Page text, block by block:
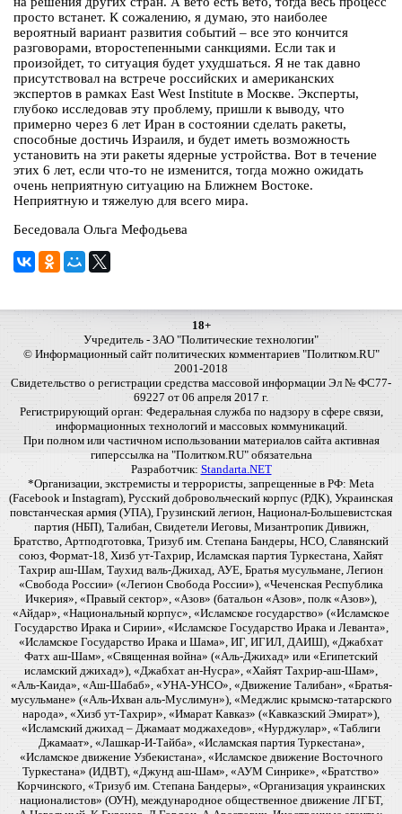
просто встанет. К сожалению, я думаю, это наиболее
вероятный вариант развития событий – все это кончится
разговорами, второстепенными санкциями. Если так и
произойдет, то ситуация будет ухудшаться. Я не так давно
присутствовал на встрече российских и американских
экспертов в рамках East West Institute в Москве. Эксперты,
глубоко исследовав эту проблему, пришли к выводу, что
примерно через 6 лет Иран в состоянии сделать ракеты,
способные достичь Израиля, и будет иметь возможность
установить на эти ракеты ядерные устройства. Вот в течение
этих 6 лет, если что-то не изменится, тогда можно ожидать
очень неприятную ситуацию на Ближнем Востоке.
Неприятную и тяжелую для всего мира.
Беседовала Ольга Мефодьева
18+
Учредитель - ЗАО "Политические технологии"
© Информационный сайт политических комментариев "Политком.RU"
2001-2018
Свидетельство о регистрации средства массовой информации Эл № ФС77-
69227 от 06 апреля 2017 г.
Регистрирующий орган: Федеральная служба по надзору в сфере связи,
информационных технологий и массовых коммуникаций.
При полном или частичном использовании материалов сайта активная
гиперссылка на "Политком.RU" обязательна
Разработчик: Standarta.NET
*Организации, экстремисты и террористы, запрещенные в РФ: Meta
(Facebook и Instagram), Русский добровольческий корпус (РДК), Украинская
повстанческая армия (УПА), Грузинский легион, Национал-Большевистская
партия (НБП), Талибан, Свидетели Иеговы, Мизантропик Дивижн,
Братство, Артподготовка, Тризуб им. Степана Бандеры, НСО, Славянский
союз, Формат-18, Хизб ут-Тахрир, Исламская партия Туркестана, Хайят
Тахрир аш-Шам, Таухид валь-Джихад, АУЕ, Братья мусульмане, Легион
«Свобода России» («Легион Свобода России»), «Чеченская Республика
Ичкерия», «Правый сектор», «Азов» (батальон «Азов», полк «Азов»),
«Айдар», «Национальный корпус», «Исламское государство» («Исламское
Государство Ирака и Сирии», «Исламское Государство Ирака и Леванта»,
«Исламское Государство Ирака и Шама», ИГ, ИГИЛ, ДАИШ), «Джабхат
Фатх аш-Шам», «Священная война» («Аль-Джихад» или «Египетский
исламский джихад»), «Джабхат ан-Нусра», «Хайят Тахрир-аш-Шам»,
«Аль-Каида», «Аш-Шабаб», «УНА-УНСО», «Движение Талибан», «Братья-
мусульмане» («Аль-Ихван аль-Муслимун»), «Меджлис крымско-татарского
народа», «Хизб ут-Тахрир», «Имарат Кавказ» («Кавказский Эмират»),
«Исламский джихад – Джамаат моджахедов», «Нурджулар», «Таблиги
Джамаат», «Лашкар-И-Тайба», «Исламская партия Туркестана»,
«Исламское движение Узбекистана», «Исламское движение Восточного
Туркестана» (ИДВТ), «Джунд аш-Шам», «АУМ Синрике», «Братство»
Корчинского, «Тризуб им. Степана Бандеры», «Организация украинских
националистов» (ОУН), международное общественное движение ЛГБТ,